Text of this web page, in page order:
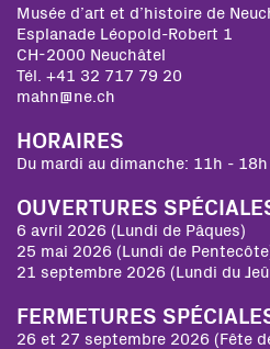
Musée d’art et d’histoire de
Esplanade Léopold-Robert 1
CH-2000 Neuchâtel
Tél. +41 32 717 79 20
mahn@ne.ch
HORAIRES
Du mardi au dimanche: 11h - 18h
OUVERTURES
6 avril 2026 (Lundi de Pâques)
25 mai 2026 (Lundi de
21 septembre 2026 (Lundi du
FERMETURES
26 et 27 septembre 2026 (Fête